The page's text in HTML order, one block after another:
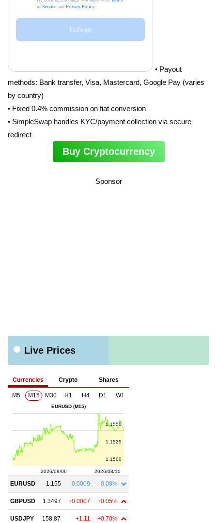
• Payout
methods: Bank transfer, Visa, Mastercard, Google Pay (varies
by country)
• Fixed 0.4% commission on fiat conversion
• SimpleSwap handles KYC/payment collection via secure
redirect
Buy Cryptocurrency
Sponsor
Live Prices